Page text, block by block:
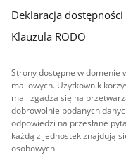
Deklaracja
Klauzula RODO
Strony dostępne w domenie
mailowych. Użytkownik
mail zgadza się na
dobrowolnie podanych
odpowiedzi na przesłane
każdą z jednostek znajdują
osobowych.